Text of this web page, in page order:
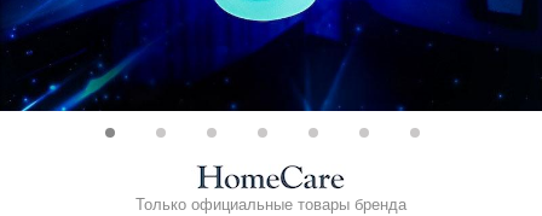
Только официальные товары бренда